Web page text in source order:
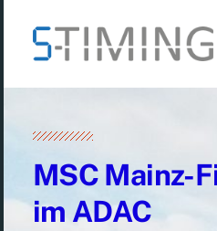
MSC Mainz-
im ADAC